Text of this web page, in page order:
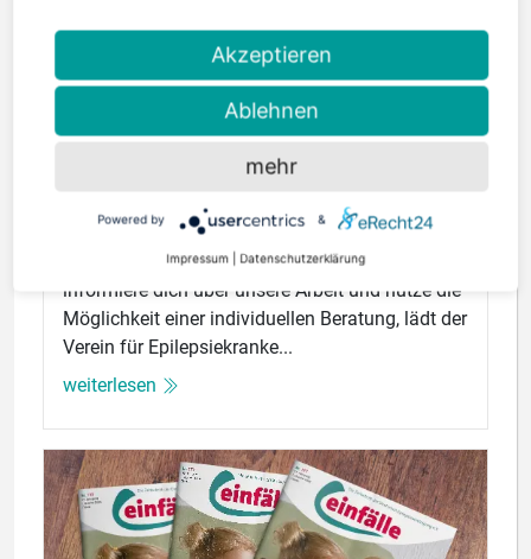
22. Juni 2026 | Lesezeit: 1 Minute
Tag der offenen Tür
Unter dem Motto: Schau einfach mal rein,
informiere dich über unsere Arbeit und nutze die
Möglichkeit einer individuellen Beratung, lädt der
Verein für Epilepsiekranke...
weiterlesen
Akzeptieren
Ablehnen
mehr
Powered by &
Impressum Datenschutzerklärung